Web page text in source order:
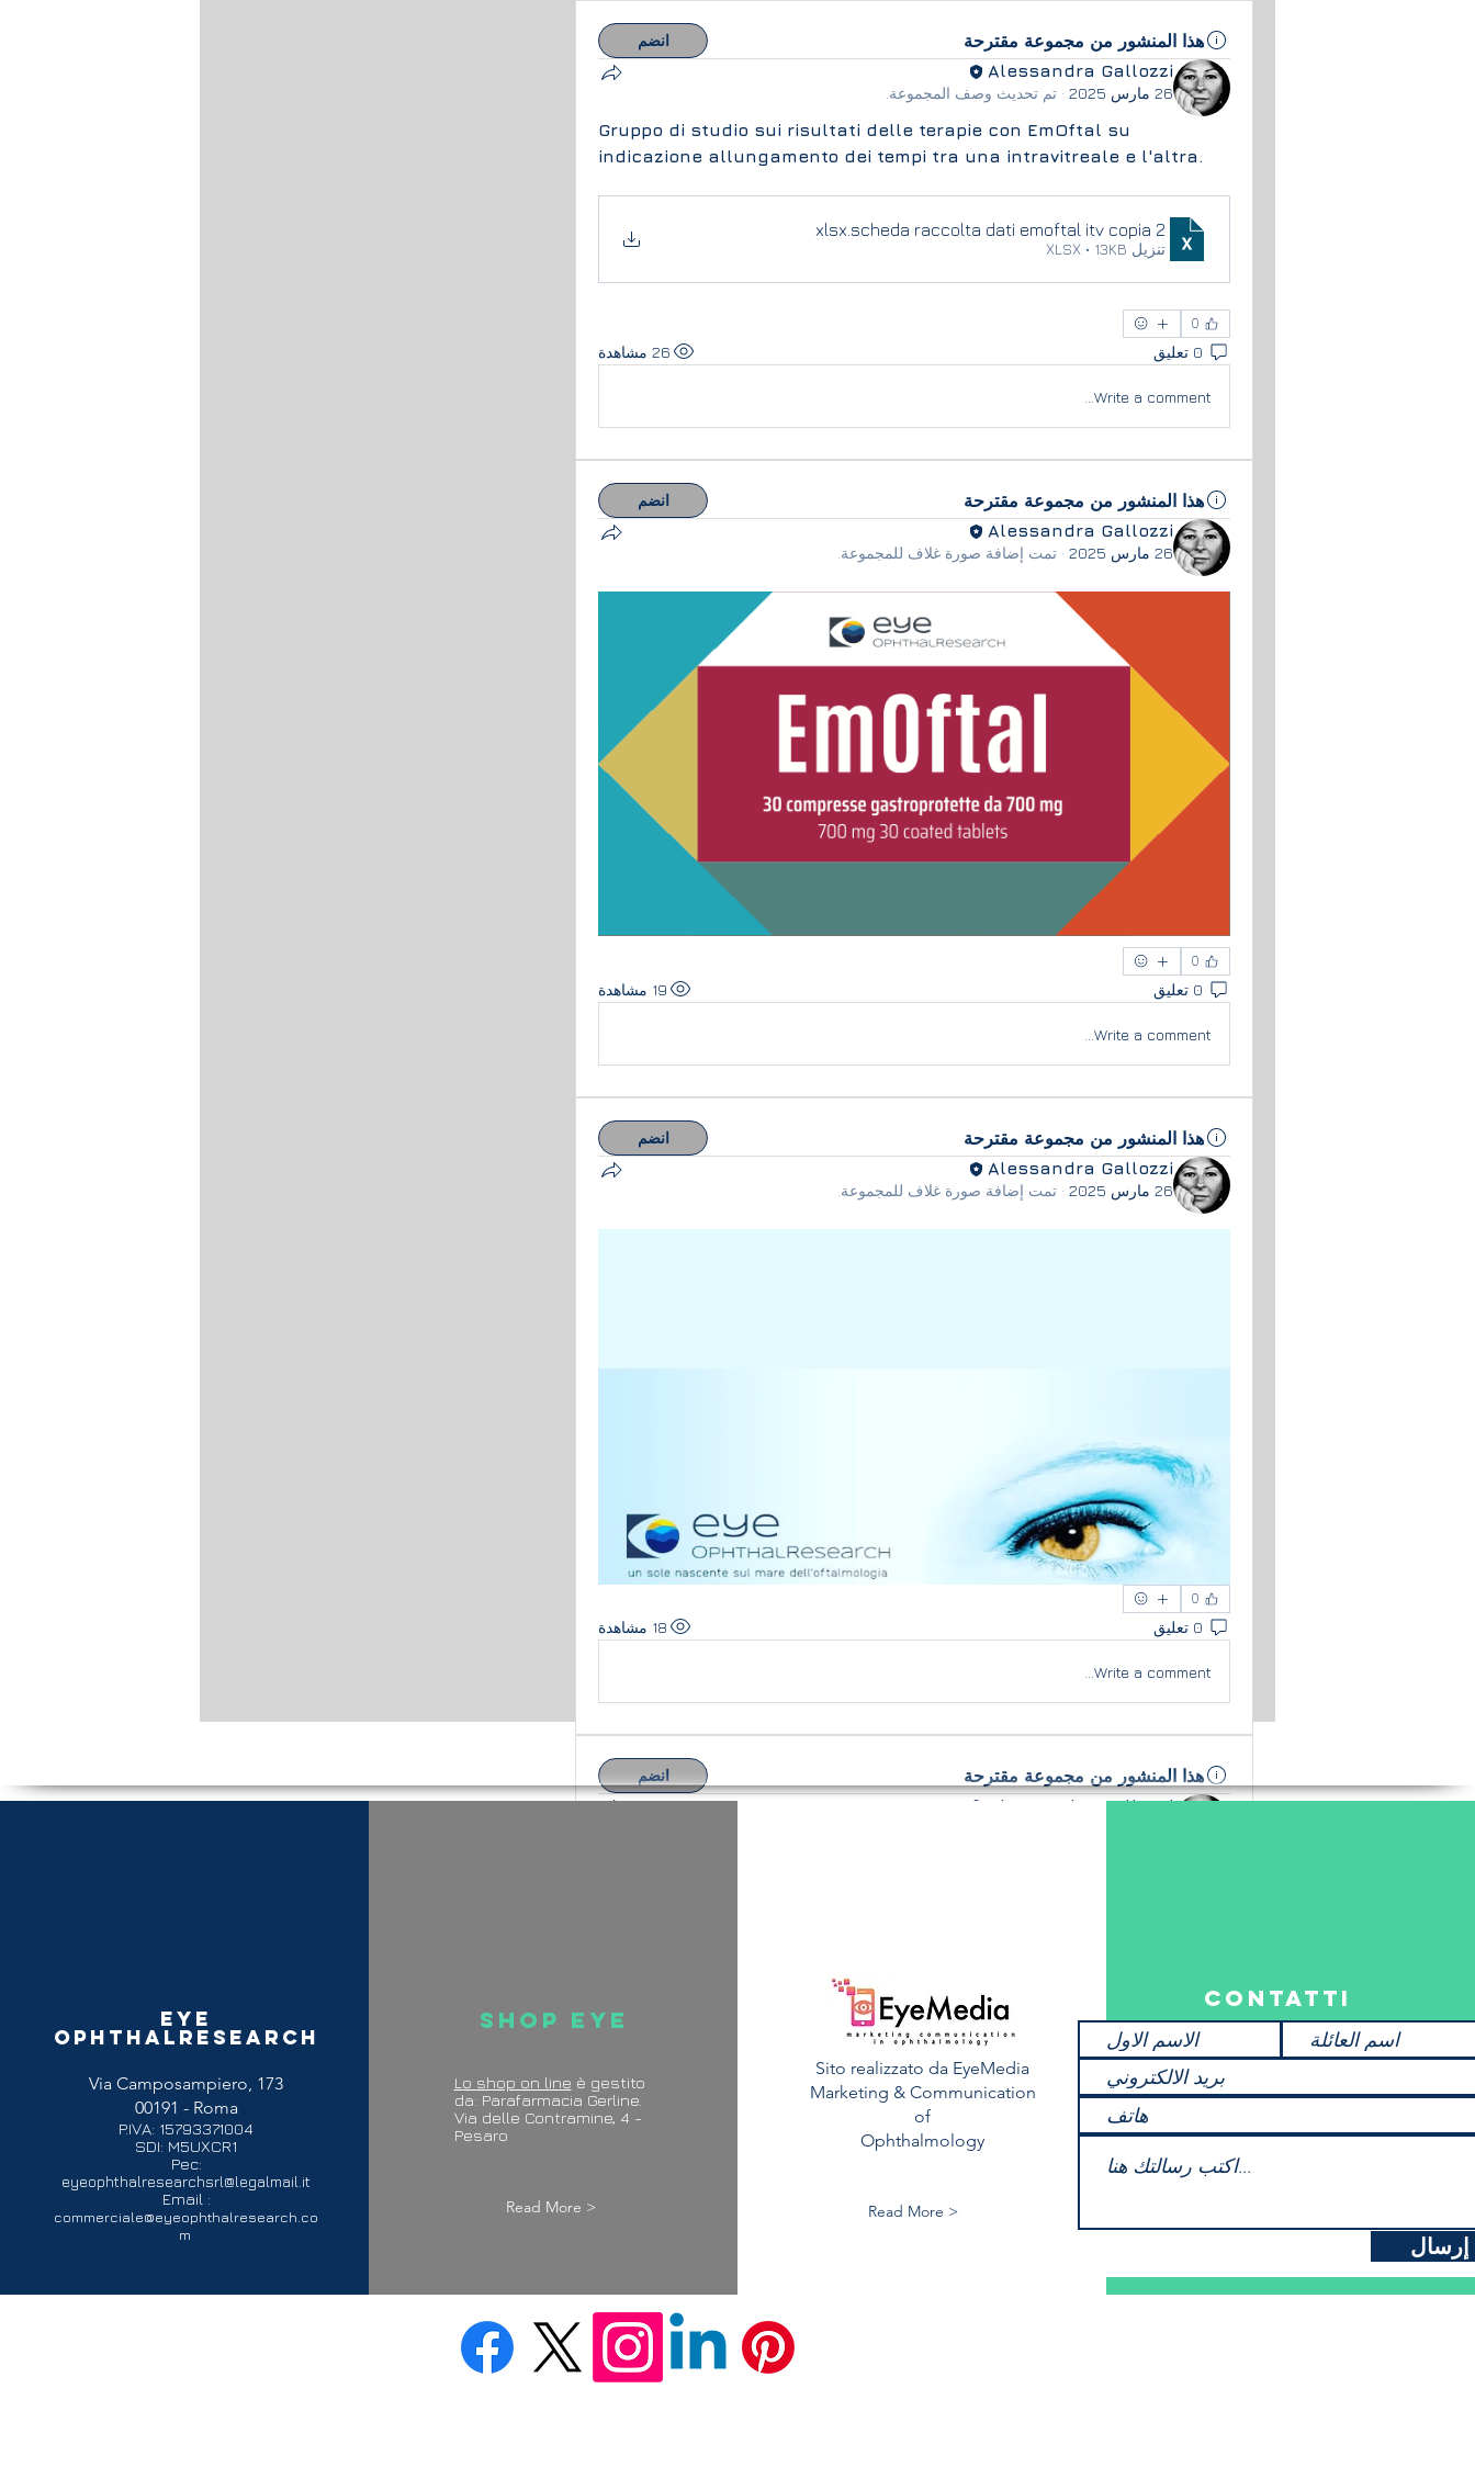
هذا المنشور من مجموعة مقترحة انضم
Alessandra Gallozzi
26 مارس 2025 · تم تحديث وصف المجموعة.
Gruppo di studio sui risultati delle terapie con EmOftal su
indicazione allungamento dei tempi tra una intravitreale e l'altra.
scheda raccolta dati emoftal itv copia 2
تنزيل XLSX • 13KB
0
0 تعليق
26 مشاهدة
Write a comment...
هذا المنشور من مجموعة مقترحة انضم
Alessandra Gallozzi
26 مارس 2025 · تمت إضافة صورة غلاف للمجموعة.
0
0 تعليق
19 مشاهدة
Write a comment...
هذا المنشور من مجموعة مقترحة انضم
Alessandra Gallozzi
26 مارس 2025 · تمت إضافة صورة غلاف للمجموعة.
0
0 تعليق
18 مشاهدة
Write a comment...
هذا المنشور من مجموعة مقترحة انضم
Alessandra Gallozzi
Eye
Ophthalresearch
Via Camposampiero, 173
00191 - Roma
P.IVA: 15793371004
SDI: M5UXCR1
Pec:
eyeophthalresearchsrl@legalmail.it
Email :
commerciale@eyeophthalresearch.co
m
Shop Eye
Lo shop on line è gestito
da: Parafarmacia Gerline.
Via delle Contramine, 4 -
Pesaro
Read More >
Sito realizzato da EyeMedia
Marketing & Communication
of
Ophthalmology
Read More >
Contatti
إرسال